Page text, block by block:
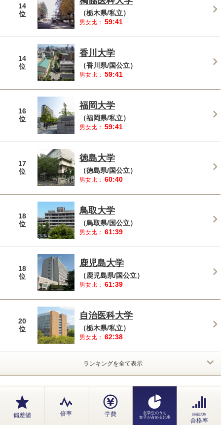
14
位
（栃木県/私立）
男女比： 59:41
14
位
香川大学
（香川県/国公立）
男女比： 59:41
16
位
福岡大学
（福岡県/私立）
男女比： 59:41
17
位
徳島大学
（徳島県/国公立）
男女比： 60:40
18
位
鳥取大学
（鳥取県/国公立）
男女比： 61:39
18
位
鹿児島大学
（鹿児島県/国公立）
男女比： 61:39
20
位
自治医科大学
（栃木県/私立）
男女比： 62:38
ランキングを全て表示
偏差値 倍率 学費
在学生のうち
女子が占める比率
国家試験
合格率